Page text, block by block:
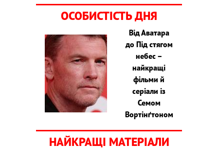
ОСОБИСТІСТЬ ДНЯ
Від Аватара
до Під стягом
небес –
найкращі
фільми й
серіали із
Семом
Вортінґтоном
НАЙКРАЩІ МАТЕРІАЛИ